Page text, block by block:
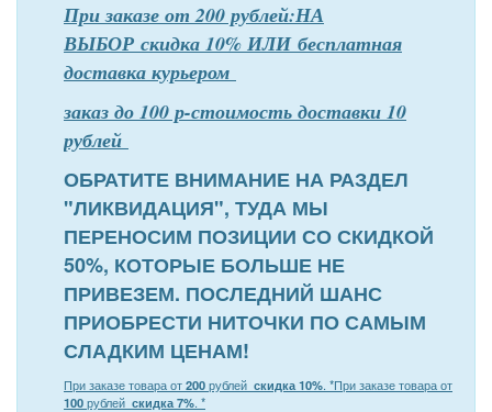
При заказе от 200 рублей:НА
ВЫБОР скидка 10% ИЛИ бесплатная
доставка курьером
заказ до 100 р-стоимость доставки 10
рублей
ОБРАТИТЕ ВНИМАНИЕ НА РАЗДЕЛ
"ЛИКВИДАЦИЯ", ТУДА МЫ
ПЕРЕНОСИМ ПОЗИЦИИ СО СКИДКОЙ
50%, КОТОРЫЕ БОЛЬШЕ НЕ
ПРИВЕЗЕМ. ПОСЛЕДНИЙ ШАНС
ПРИОБРЕСТИ НИТОЧКИ ПО САМЫМ
СЛАДКИМ ЦЕНАМ!
При заказе товара от200рублей скидка 10%. *При заказе товара от
100рублей скидка 7%. *